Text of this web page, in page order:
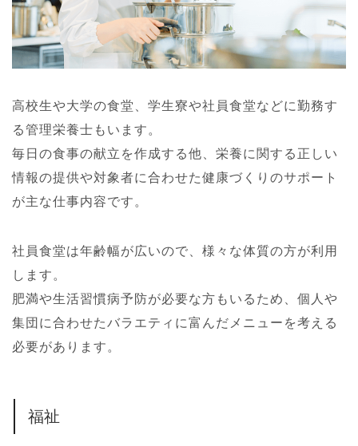
高校生や大学の食堂、学生寮や社員食堂などに勤務す
る管理栄養士もいます。
毎日の食事の献立を作成する他、栄養に関する正しい
情報の提供や対象者に合わせた健康づくりのサポート
が主な仕事内容です。
社員食堂は年齢幅が広いので、様々な体質の方が利用
します。
肥満や生活習慣病予防が必要な方もいるため、個人や
集団に合わせたバラエティに富んだメニューを考える
必要があります。
福祉